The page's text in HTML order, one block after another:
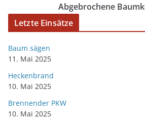
Abgebrochene
Letzte Einsätze
Baum sägen
11. Mai 2025
Heckenbrand
10. Mai 2025
Brennender PKW
10. Mai 2025